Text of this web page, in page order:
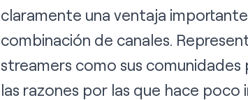
claramente una ventaja
combinación de canales.
streamers como sus comunidades
las razones por las que hace